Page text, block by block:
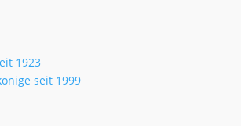
1923
seit 1999